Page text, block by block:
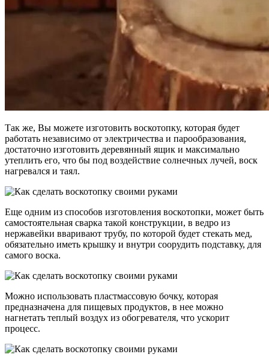
Так же, Вы можете изготовить воскотопку, которая будет
работать независимо от электричества и парообразования,
достаточно изготовить деревянный ящик и максимально
утеплить его, что бы под воздействие солнечных лучей, воск
нагревался и таял.
Еще одним из способов изготовления воскотопки, может быть
самостоятельная сварка такой конструкции, в ведро из
нержавейки вваривают трубу, по которой будет стекать мед,
обязательно иметь крышку и внутри соорудить подставку, для
самого воска.
Можно использовать пластмассовую бочку, которая
предназначена для пищевых продуктов, в нее можно
нагнетать теплый воздух из обогревателя, что ускорит
процесс.